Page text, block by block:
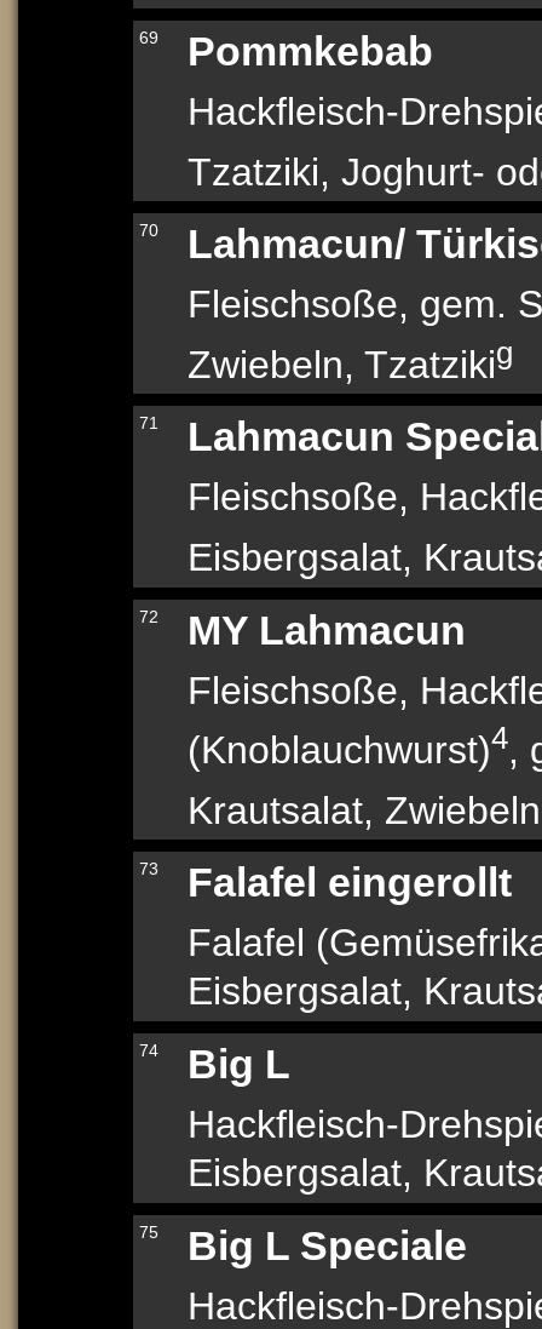
69 Pommkebab
Hackfleisch-
Tzatziki, Joghurt-
70 Lahmacun/
Fleischsoße, gem.
Zwiebeln, Tzatzikig
71 Lahmacun
Fleischsoße,
Eisbergsalat,
72 MY Lahmacun
Fleischsoße,
(Knoblauchwurst)4,
Krautsalat,
73 Falafel eingerollt
Falafel
Eisbergsalat,
74 Big L
Hackfleisch-
Eisbergsalat,
75 Big L Speciale
Hackfleisch-